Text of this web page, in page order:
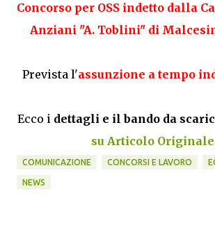
Concorso per OSS indetto dalla
Anziani "A. Toblini" di
Prevista l'assunzione a tempo
Ecco i dettagli e il bando da
su Articolo
COMUNICAZIONE CONCORSI E LAVORO
NEWS